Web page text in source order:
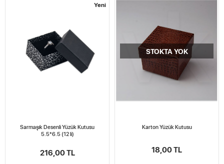
Yeni
Sarmaşık Desenli Yüzük Kutusu
5.5*6.5 (12 li)
216,00 TL
STOKTA YOK
Karton Yüzük Kutusu
18,00 TL